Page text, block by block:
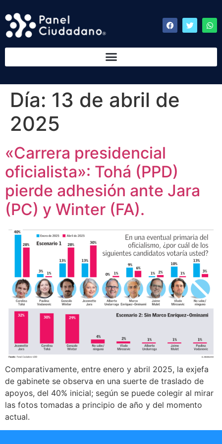
Día: 13 de abril de
2025
«Carrera presidencial
oficialista»: Tohá (PPD)
pierde adhesión ante Jara
(PC) y Winter (FA).
Comparativamente, entre enero y abril 2025, la exjefa
de gabinete se observa en una suerte de traslado de
apoyos, del 40% inicial; según se puede colegir al mirar
las fotos tomadas a principio de año y del momento
actual.